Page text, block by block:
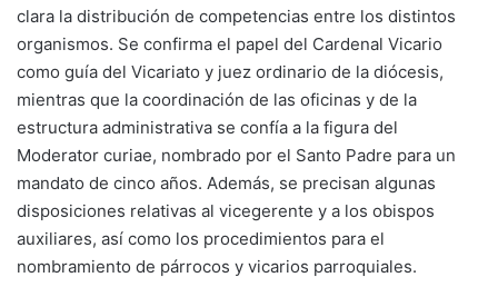
clara la distribución de competencias entre los distintos
organismos. Se confirma el papel del Cardenal Vicario
como guía del Vicariato y juez ordinario de la diócesis,
mientras que la coordinación de las oficinas y de la
estructura administrativa se confía a la figura del
Moderator curiae, nombrado por el Santo Padre para un
mandato de cinco años. Además, se precisan algunas
disposiciones relativas al vicegerente y a los obispos
auxiliares, así como los procedimientos para el
nombramiento de párrocos y vicarios parroquiales.